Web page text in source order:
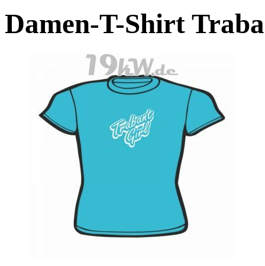
Damen-T-Shirt